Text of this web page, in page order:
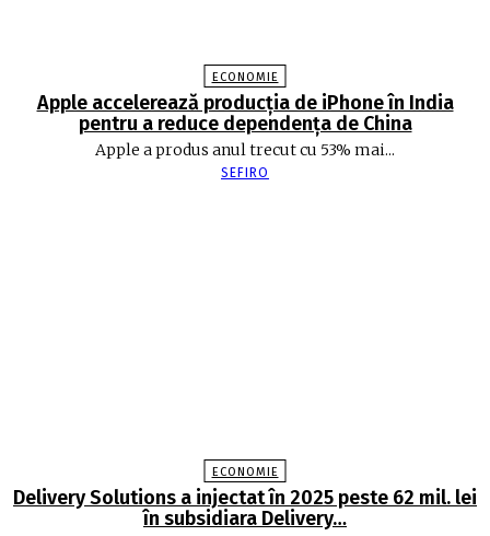
ECONOMIE
Apple accelerează producția de iPhone în India
pentru a reduce dependența de China
Apple a produs anul trecut cu 53% mai...
SEFIRO
ECONOMIE
Delivery Solutions a injectat în 2025 peste 62 mil. lei
în subsidiara Delivery…